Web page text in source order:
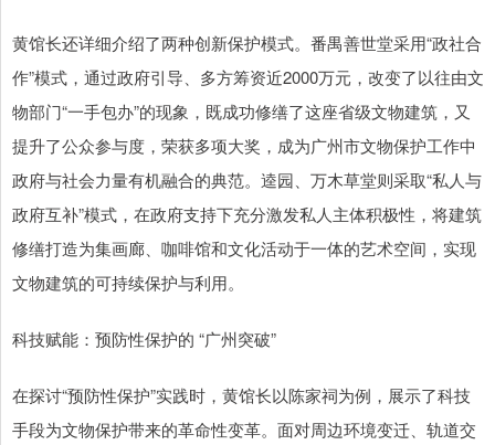
黄馆长还详细介绍了两种创新保护模式。番禺善世堂采用“政社合
作”模式，通过政府引导、多方筹资近2000万元，改变了以往由文
物部门“一手包办”的现象，既成功修缮了这座省级文物建筑，又
提升了公众参与度，荣获多项大奖，成为广州市文物保护工作中
政府与社会力量有机融合的典范。逵园、万木草堂则采取“私人与
政府互补”模式，在政府支持下充分激发私人主体积极性，将建筑
修缮打造为集画廊、咖啡馆和文化活动于一体的艺术空间，实现
文物建筑的可持续保护与利用。
科技赋能：预防性保护的 “广州突破”
在探讨“预防性保护”实践时，黄馆长以陈家祠为例，展示了科技
手段为文物保护带来的革命性变革。面对周边环境变迁、轨道交